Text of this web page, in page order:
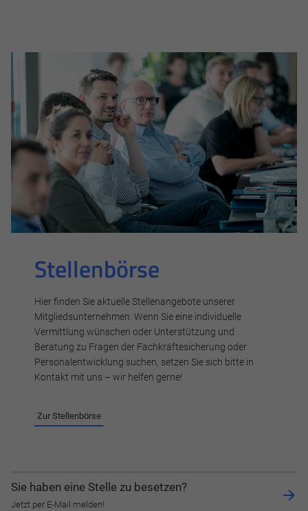
Stellenbörse
Hier finden Sie aktuelle Stellenangebote unserer
Mitgliedsunternehmen. Wenn Sie eine individuelle
Vermittlung wünschen oder Unterstützung und
Beratung zu Fragen der Fachkräftesicherung oder
Personalentwicklung suchen, setzen Sie sich bitte in
Kontakt mit uns – wir helfen gerne!
Zur Stellenbörse
Sie haben eine Stelle zu besetzen?
Jetzt per E-Mail melden!
Cookie Informationen anzeigen
Marketing und Statistik
Marketing und Statistik Cookies werden verwendet, um
anonymes Tracking zu aktivieren. Hierbei werden können
anonymisierte Daten an eventuelle Drittanbieter
weitergeleitet.
Cookie Informationen anzeigen
Speichern
Ablehnen